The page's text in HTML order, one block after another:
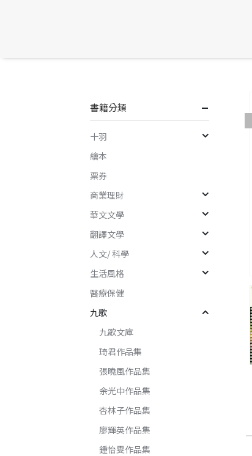
書籍分類
十羽
繪本
票券
商業理財
華文文學
翻譯文學
人文/ 科學
生活風格
醫療保健
九歌
九歌文庫
琦君作品集
張曉風作品集
余光中作品集
杏林子作品集
廖輝英作品集
鍾怡雯作品集